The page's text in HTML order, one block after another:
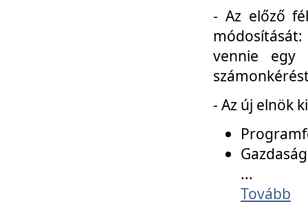
- Az előző
vennie egy
- Az új elnök
...
Tovább